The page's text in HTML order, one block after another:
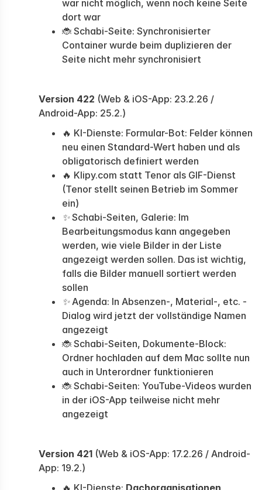
war nicht möglich, wenn noch keine Seite
dort war
🐞 Schabi-Seite: Synchronisierter
Container wurde beim duplizieren der
Seite nicht mehr synchronisiert
Version 422 (Web & iOS-App: 23.2.26 /
Android-App: 25.2.)
🔥 KI-Dienste: Formular-Bot: Felder können
neu einen Standard-Wert haben und als
obligatorisch definiert werden
🔥 Klipy.com statt Tenor als GIF-Dienst
(Tenor stellt seinen Betrieb im Sommer
ein)
✨Schabi-Seiten, Galerie: Im
Bearbeitungsmodus kann angegeben
werden, wie viele Bilder in der Liste
angezeigt werden sollen. Das ist wichtig,
falls die Bilder manuell sortiert werden
sollen
✨Agenda: In Absenzen-, Material-, etc. -
Dialog wird jetzt der vollständige Namen
angezeigt
🐞 Schabi-Seiten, Dokumente-Block:
Ordner hochladen auf dem Mac sollte nun
auch in Unterordner funktionieren
🐞 Schabi-Seiten: YouTube-Videos wurden
in der iOS-App teilweise nicht mehr
angezeigt
Version 421 (Web & iOS-App: 17.2.26 / Android-
App: 19.2.)
🔥 KI-Dienste: Dachorganisationen